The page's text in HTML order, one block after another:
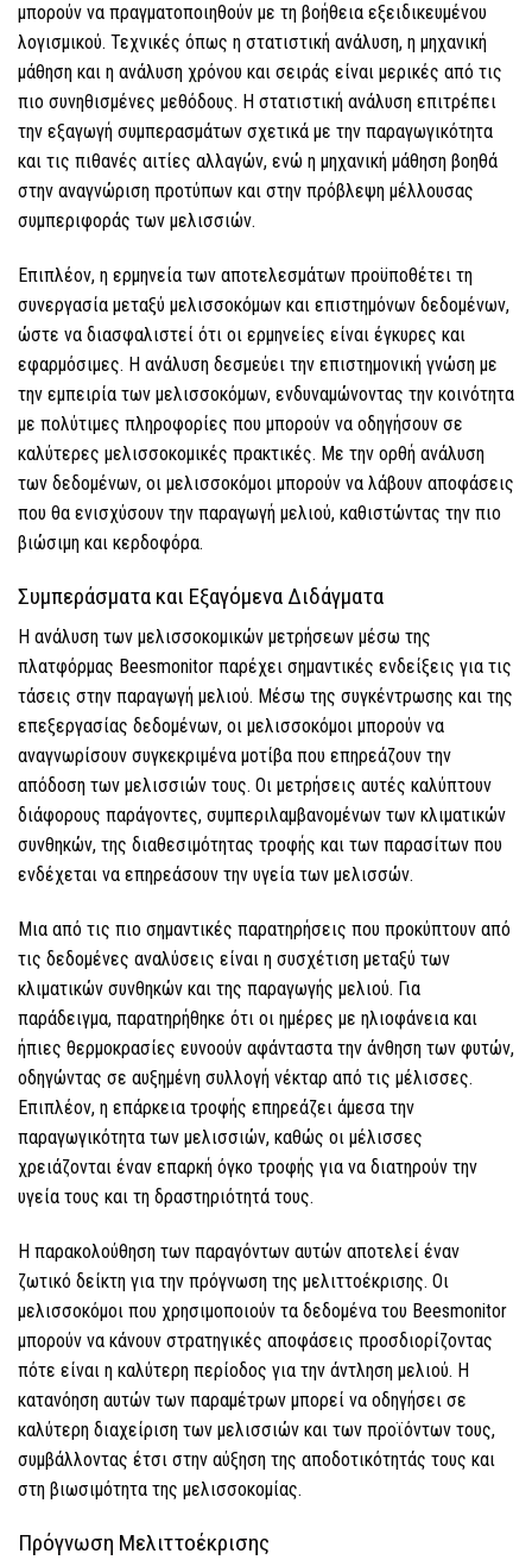
μπορούν να πραγματοποιηθούν με τη βοήθεια εξειδικευμένου
λογισμικού. Τεχνικές όπως η στατιστική ανάλυση, η μηχανική
μάθηση και η ανάλυση χρόνου και σειράς είναι μερικές από τις
πιο συνηθισμένες μεθόδους. Η στατιστική ανάλυση επιτρέπει
την εξαγωγή συμπερασμάτων σχετικά με την παραγωγικότητα
και τις πιθανές αιτίες αλλαγών, ενώ η μηχανική μάθηση βοηθά
στην αναγνώριση προτύπων και στην πρόβλεψη μέλλουσας
συμπεριφοράς των μελισσιών.
Επιπλέον, η ερμηνεία των αποτελεσμάτων προϋποθέτει τη
συνεργασία μεταξύ μελισσοκόμων και επιστημόνων δεδομένων,
ώστε να διασφαλιστεί ότι οι ερμηνείες είναι έγκυρες και
εφαρμόσιμες. Η ανάλυση δεσμεύει την επιστημονική γνώση με
την εμπειρία των μελισσοκόμων, ενδυναμώνοντας την κοινότητα
με πολύτιμες πληροφορίες που μπορούν να οδηγήσουν σε
καλύτερες μελισσοκομικές πρακτικές. Με την ορθή ανάλυση
των δεδομένων, οι μελισσοκόμοι μπορούν να λάβουν αποφάσεις
που θα ενισχύσουν την παραγωγή μελιού, καθιστώντας την πιο
βιώσιμη και κερδοφόρα.
Συμπεράσματα και Εξαγόμενα Διδάγματα
Η ανάλυση των μελισσοκομικών μετρήσεων μέσω της
πλατφόρμας Beesmonitor παρέχει σημαντικές ενδείξεις για τις
τάσεις στην παραγωγή μελιού. Μέσω της συγκέντρωσης και της
επεξεργασίας δεδομένων, οι μελισσοκόμοι μπορούν να
αναγνωρίσουν συγκεκριμένα μοτίβα που επηρεάζουν την
απόδοση των μελισσιών τους. Οι μετρήσεις αυτές καλύπτουν
διάφορους παράγοντες, συμπεριλαμβανομένων των κλιματικών
συνθηκών, της διαθεσιμότητας τροφής και των παρασίτων που
ενδέχεται να επηρεάσουν την υγεία των μελισσών.
Μια από τις πιο σημαντικές παρατηρήσεις που προκύπτουν από
τις δεδομένες αναλύσεις είναι η συσχέτιση μεταξύ των
κλιματικών συνθηκών και της παραγωγής μελιού. Για
παράδειγμα, παρατηρήθηκε ότι οι ημέρες με ηλιοφάνεια και
ήπιες θερμοκρασίες ευνοούν αφάνταστα την άνθηση των φυτών,
οδηγώντας σε αυξημένη συλλογή νέκταρ από τις μέλισσες.
Επιπλέον, η επάρκεια τροφής επηρεάζει άμεσα την
παραγωγικότητα των μελισσιών, καθώς οι μέλισσες
χρειάζονται έναν επαρκή όγκο τροφής για να διατηρούν την
υγεία τους και τη δραστηριότητά τους.
Η παρακολούθηση των παραγόντων αυτών αποτελεί έναν
ζωτικό δείκτη για την πρόγνωση της μελιττοέκρισης. Οι
μελισσοκόμοι που χρησιμοποιούν τα δεδομένα του Beesmonitor
μπορούν να κάνουν στρατηγικές αποφάσεις προσδιορίζοντας
πότε είναι η καλύτερη περίοδος για την άντληση μελιού. Η
κατανόηση αυτών των παραμέτρων μπορεί να οδηγήσει σε
καλύτερη διαχείριση των μελισσιών και των προϊόντων τους,
συμβάλλοντας έτσι στην αύξηση της αποδοτικότητάς τους και
στη βιωσιμότητα της μελισσοκομίας.
Πρόγνωση Μελιττοέκρισης